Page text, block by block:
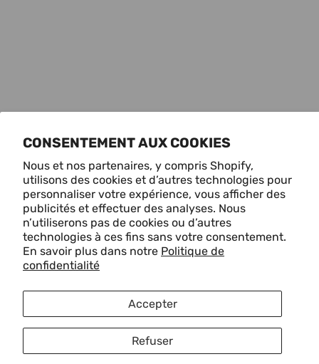
CONSENTEMENT AUX COOKIES
Nous et nos partenaires, y compris Shopify,
utilisons des cookies et d’autres technologies pour
personnaliser votre expérience, vous afficher des
publicités et effectuer des analyses. Nous
n’utiliserons pas de cookies ou d’autres
technologies à ces fins sans votre consentement.
En savoir plus dans notre Politique de
confidentialité
Accepter
Refuser